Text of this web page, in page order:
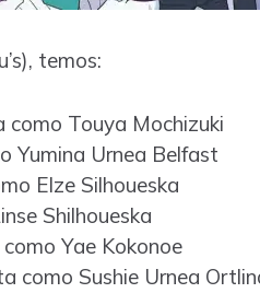
temos:
como Touya Mochizuki
Yumina Urnea Belfast
Elze Silhoueska
Shilhoueska
Yae Kokonoe
como Sushie Urnea